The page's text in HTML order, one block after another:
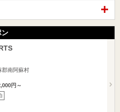
ン
郡南阿蘇村
円～